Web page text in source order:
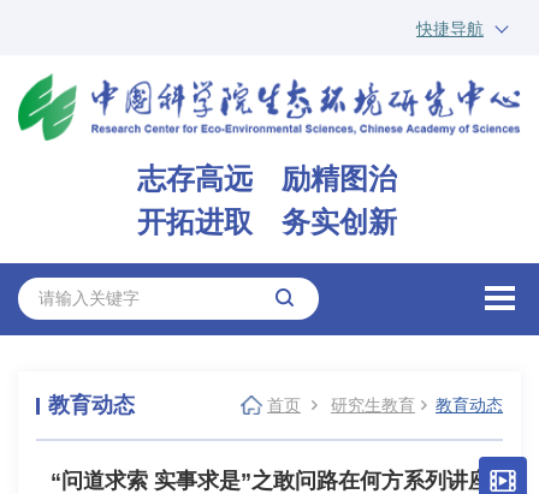
快捷导航
ARP
邮箱
志存高远 励精图治
开拓进取 务实创新
教育动态 首页 研究生教育 教育动态
“问道求索 实事求是”之敢问路在何方系列讲座